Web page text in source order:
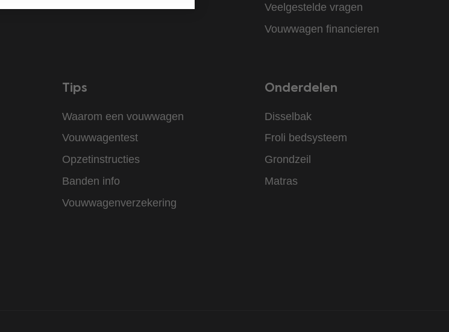
Veelgestelde vragen
Vouwwagen financieren
Tips
Waarom een vouwwagen
Vouwwagentest
Opzetinstructies
Banden info
Vouwwagenverzekering
Onderdelen
Disselbak
Froli bedsysteem
Grondzeil
Matras